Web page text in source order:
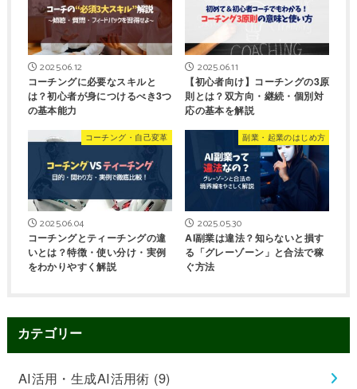
2025.06.12
コーチングに必要なスキルと
は？初心者が身につけるべき3つ
の基本能力
2025.06.11
【初心者向け】コーチングの3原
則とは？双方向・継続・個別対
応の基本を解説
コーチング・自己変革
2025.06.04
コーチングとティーチングの違
いとは？特徴・使い分け・実例
をわかりやすく解説
副業・起業のはじめ方
2025.05.30
AI副業は違法？知らないと損す
る「グレーゾーン」と合法で稼
ぐ方法
カテゴリー
AI活用・生成AI活用術 (9)